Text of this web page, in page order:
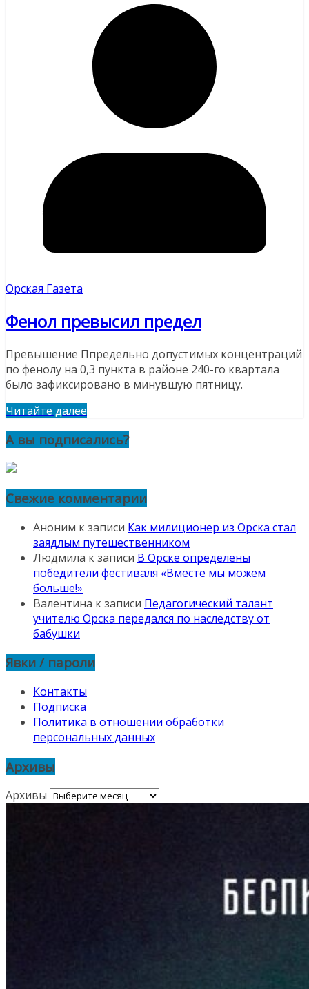
Орская Газета
Фенол превысил предел
Превышение Ппредельно допустимых концентраций
по фенолу на 0,3 пункта в районе 240-го квартала
было зафиксировано в минувшую пятницу.
Читайте далее
А вы подписались?
Свежие комментарии
Аноним к записи Как милиционер из Орска стал
заядлым путешественником
Людмила к записи В Орске определены
победители фестиваля «Вместе мы можем
больше!»
Валентина к записи Педагогический талант
учителю Орска передался по наследству от
бабушки
Явки / пароли
Контакты
Подписка
Политика в отношении обработки
персональных данных
Архивы
Архивы